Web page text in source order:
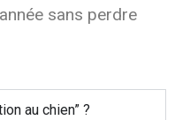
sans perdre
au chien” ?